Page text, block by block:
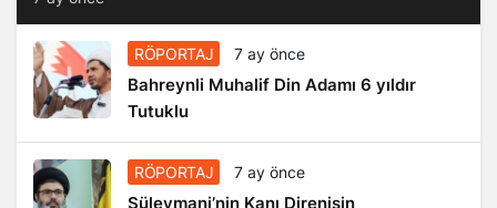
RÖPORTAJ 7 ay önce
Bahreynli Muhalif Din Adamı 6 yıldır
Tutuklu
RÖPORTAJ 7 ay önce
Süleymani’nin Kanı Direnişin